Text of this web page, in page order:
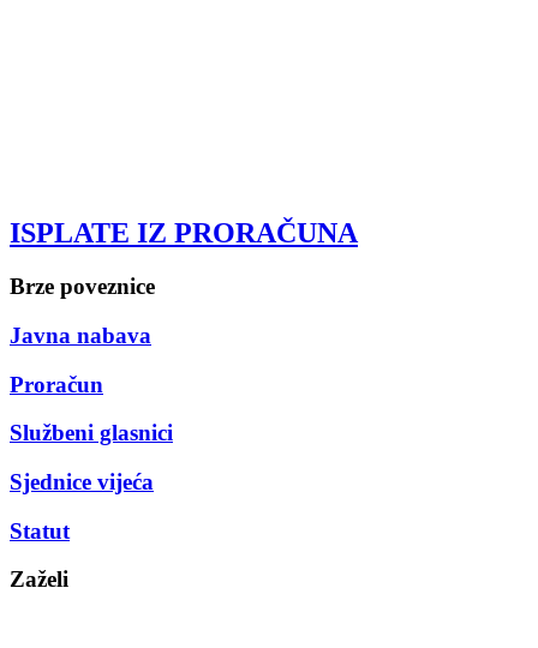
ISPLATE IZ PRORAČUNA
Brze poveznice
Javna nabava
Proračun
Službeni glasnici
Sjednice vijeća
Statut
Zaželi